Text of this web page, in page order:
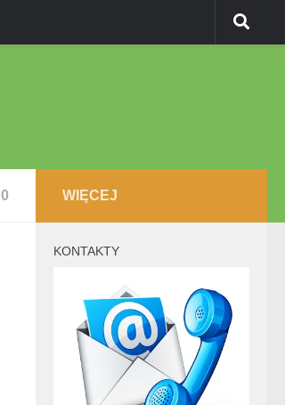
0 WIĘCEJ
KONTAKTY